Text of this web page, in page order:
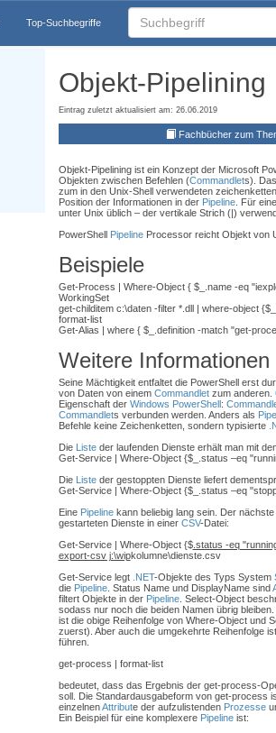
Top-Suchbegriffe
Objekt-Pipelining
Eintrag zuletzt aktualisiert am: 26.06.2019
Fachbücher zum
Objekt-Pipelining ist ein Konzept der Microsoft
Objekten zwischen Befehlen (Commandlets).
zum in den Unix-Shell verwendeten
Position der Informationen in der Pipeline. Für eine
unter Unix üblich – der vertikale Strich (|)
PowerShell PipelineProcessor reicht Objekt von
Beispiele
Get-Process | Where-Object { $_.name -eq
WorkingSet
get-childitem c:\daten -filter *.dll | where-object
format-list
Get-Alias | where { $_.definition -match "get-
Weitere Informationen
Seine Mächtigkeit entfaltet die PowerShell erst
von Daten von einem Commandletzum anderen.
Eigenschaft der Windows PowerShell:
Commandlets verbunden werden. Anders als
Befehle keine Zeichenketten, sondern typisierte
Die Listeder laufenden Dienste erhält man mit
Get-Service | Where-Object {$_.status –eq
Die Listeder gestoppten Dienste liefert
Get-Service | Where-Object {$_.status –eq
Eine Pipelinekann beliebig lang sein. Der
gestarteten Dienste in einer CSV-Datei:
Get-Service | Where-Object {$.status -eq
export-csv j:\wipkolumne\dienste.csv
Get-Service legt .NET-Objekte des Typs System
die Pipeline. Status Name und DisplayName sind
filtert Objekte in der Pipeline. Select-Object
sodass nur noch die beiden Namen übrig
ist die obige Reihenfolge von Where-Object und
zuerst). Aber auch die umgekehrte Reihenfolge
führen.
get-process | format-list
bedeutet, dass das Ergebnis der get-process-
soll. Die Standardausgabeform von get-process
einzelnenAttribute der aufzulistenden Prozesse
Ein Beispiel für eine komplexere Pipelineist: